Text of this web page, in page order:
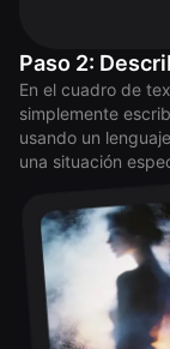
Paso 2:
En el cuadro de
simplemente
usando un
una situación